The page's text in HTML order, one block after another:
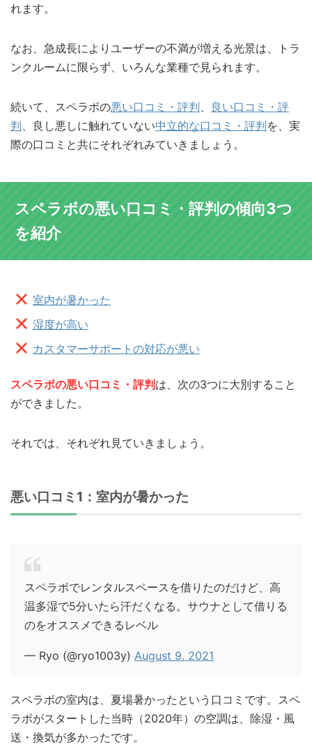
れます。
なお、急成長によりユーザーの不満が増える光景は、トラ
ンクルームに限らず、いろんな業種で見られます。
続いて、スペラボの悪い口コミ・評判
良い口コミ・評
判 、良し悪しに触れていない中立的な口コミ・評判を、実
際の口コミと共にそれぞれみていきましょう。
スペラボの悪い口コミ・評判の傾向3つ
を紹介
室内が暑かった
湿度が高い
カスタマーサポートの対応が悪い
スペラボの悪い口コミ・評判は、次の3つに大別すること
ができました。
それでは、それぞれ見ていきましょう。
悪い口コミ1：室内が暑かった
スペラボでレンタルスペースを借りたのだけど、高
温多湿で5分いたら汗だくなる。サウナとして借りる
のをオススメできるレベル
— Ryo (@ryo1003y) August 9, 2021
スペラボの室内は、夏場暑かったという口コミです。スペ
ラボがスタートした当時（2020年）の空調は、除湿・風
送・換気が多かったです。